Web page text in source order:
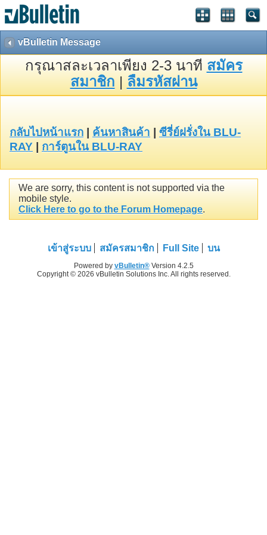
vBulletin Message
กรุณาสละเวลาเพียง 2-3 นาที สมัคร
สมาชิก | ลืมรหัสผ่าน
กลับไปหน้าแรก ค้นหาสินค้า
ซีรี่ย์ฝรั่งใน BLU-
RAY
การ์ตูนใน BLU-RAY
We are sorry, this content is not supported via the
mobile style.
Click Here to go to the Forum Homepage.
เข้าสู่ระบบ สมัครสมาชิก Full Site บน
Powered by vBulletin®Version 4.2.5
Copyright © 2026 vBulletin Solutions Inc. All rights reserved.